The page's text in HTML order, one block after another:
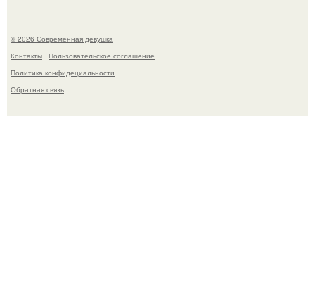
© 2026 Современная девушка
Контакты
Пользовательское соглашение
Политика конфидециальности
Обратная связь